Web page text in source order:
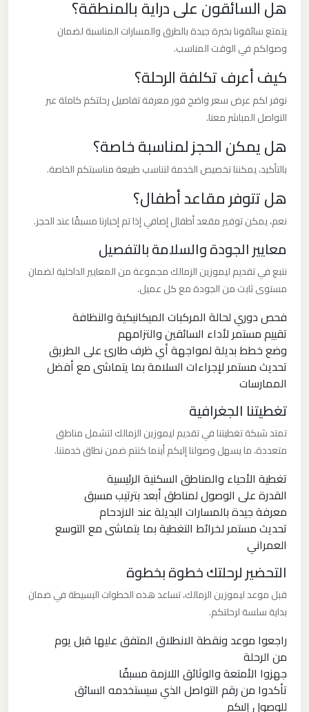
هل السائقون على دراية بالمنطقة؟
يتمتع سائقونا بخبرة جيدة بالطرق والمسارات المناسبة لضمان
وصولكم في الوقت المناسب.
كيف أعرف تكلفة الرحلة؟
نوفر لكم عرض سعر واضح فور معرفة تفاصيل رحلتكم كاملة عبر
التواصل المباشر معنا.
هل يمكن الحجز لمناسبة خاصة؟
بالتأكيد، يمكننا تخصيص الخدمة لتناسب طبيعة مناسبتكم الخاصة.
هل تتوفر مقاعد أطفال؟
نعم، يمكن توفير مقعد أطفال إضافي إذا تم إخبارنا مسبقًا عند الحجز.
معايير الجودة والسلامة بالتفصيل
نتبع في تقديم ليموزين الزمالك مجموعة من المعايير الداخلية لضمان
مستوى ثابت من الجودة مع كل عميل.
فحص دوري لحالة المركبات الميكانيكية والنظافة
تقييم مستمر لأداء السائقين والتزامهم
وضع خطط بديلة لمواجهة أي ظرف طارئ على الطريق
تحديث مستمر لإجراءات السلامة بما يتماشى مع أفضل
الممارسات
تغطيتنا الجغرافية
تمتد شبكة تغطيتنا في تقديم ليموزين الزمالك لتشمل مناطق
متعددة، ما يسهل وصولنا إليكم أينما كنتم ضمن نطاق خدمتنا.
تغطية الأحياء والمناطق السكنية الرئيسية
القدرة على الوصول لمناطق أبعد بترتيب مسبق
معرفة جيدة بالمسارات البديلة عند الازدحام
تحديث مستمر لخرائط التغطية بما يتماشى مع التوسع
العمراني
التحضير لرحلتك خطوة بخطوة
قبل موعد ليموزين الزمالك، تساعد هذه الخطوات البسيطة في ضمان
بداية سلسة لرحلتكم.
راجعوا موعد ونقطة الانطلاق المتفق عليها قبل يوم
من الرحلة
جهزوا الأمتعة والوثائق اللازمة مسبقًا
تأكدوا من رقم التواصل الذي سيستخدمه السائق
للوصول إليكم
ليموزين
ليموزين
مرسيدس
بالسائق
ليموزين
مرسيدس
ليموزين
مرسي
مطروح
ليموزين
مرسي
ليموزين
مدينتي
ليموزين
مدينة
ليموزين
ليموزين
لوكسور
ليموزين